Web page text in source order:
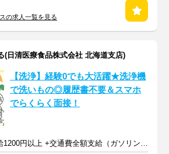
の求人一覧を見る
(日清医療食品株式会社 北海道支店)
【洗浄】経験0でも大活躍★洗浄機
で洗いもの◎履歴書不要＆スマホ
でらくらく面接！
時給1200円以上 +交通費全額支給（ガソリン代も支給）